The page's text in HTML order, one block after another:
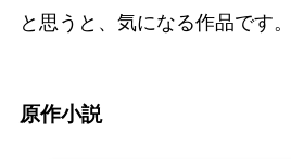
と思うと、気になる作品です。
原作小説